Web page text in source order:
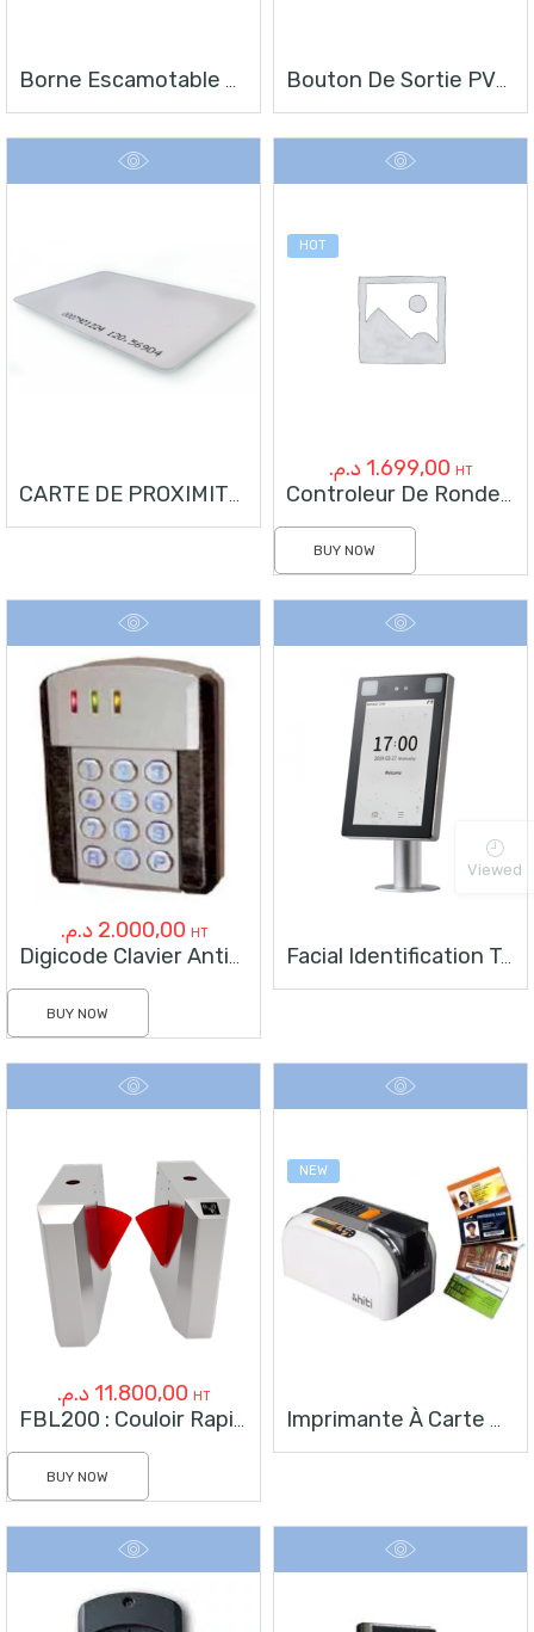
HOT
1.699,00 د.م. HT
BUY NOW
2.000,00 د.م. HT
Digicode Clavier Antivandale
BUY NOW
Facial Identification Terminal SPEEDFACE V5L
11.800,00 د.م. HT
FBL200 : Couloir Rapide De Contrôle D’Accès
BUY NOW
NEW
Imprimante À Carte HITI CS-200E
Viewed